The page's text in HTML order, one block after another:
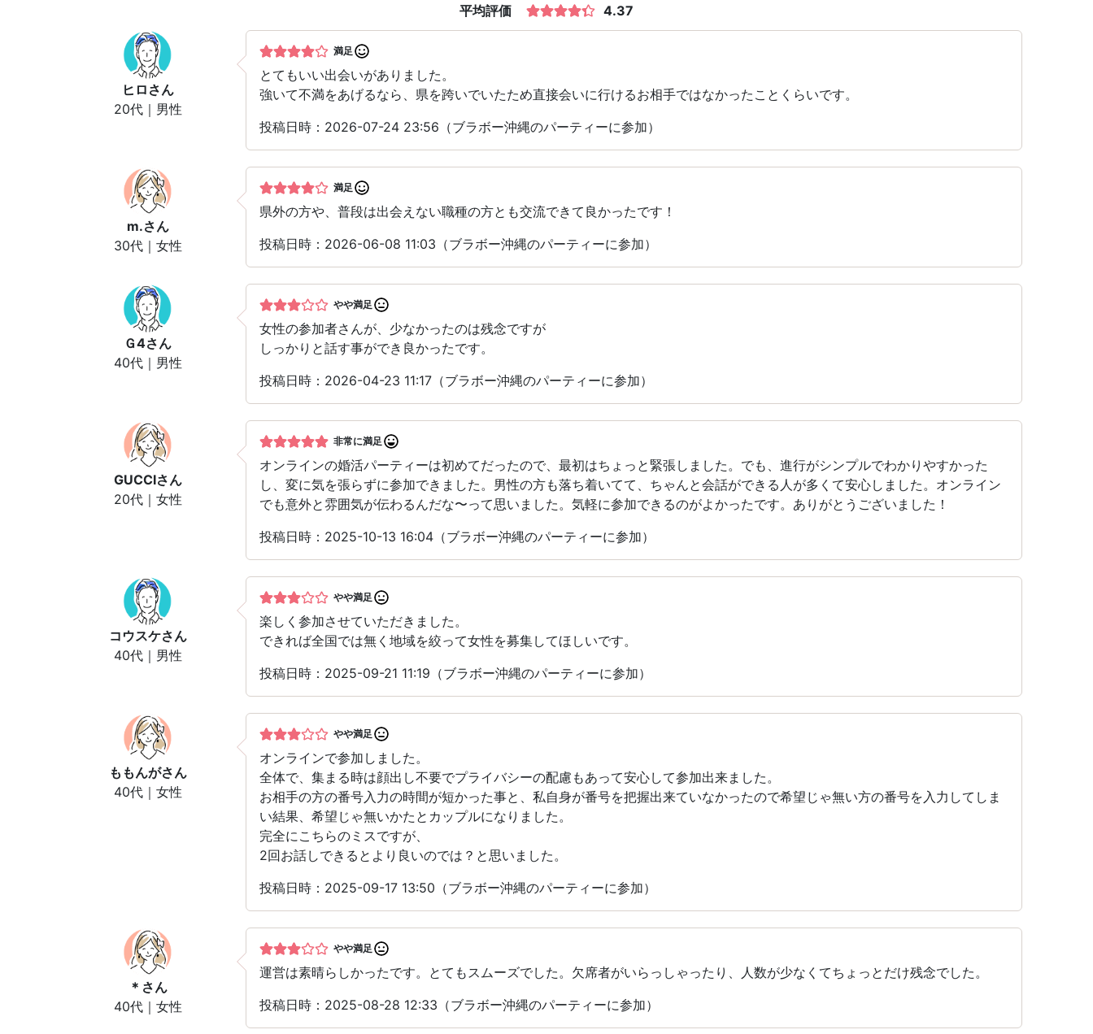
平均評価 4.37
ヒロ さん
20代｜男性
満足
とてもいい出会いがありました。
強いて不満をあげるなら、県を跨いでいたため直接会いに行けるお相手ではなかったことくらいです。
投稿日時：2026-07-24 23:56（ブラボー沖縄のパーティーに参加）
m.さん
30代｜女性
満足
県外の方や、普段は出会えない職種の方とも交流できて良かったです！
投稿日時：2026-06-08 11:03（ブラボー沖縄のパーティーに参加）
Ｇ4さん
40代｜男性
やや満足
女性の参加者さんが、少なかったのは残念ですが
しっかりと話す事ができ良かったです。
投稿日時：2026-04-23 11:17（ブラボー沖縄のパーティーに参加）
GUCCIさん
20代｜女性
非常に満足
オンラインの婚活パーティーは初めてだったので、最初はちょっと緊張しました。でも、進行がシンプルでわかりやすかった
し、変に気を張らずに参加できました。男性の方も落ち着いてて、ちゃんと会話ができる人が多くて安心しました。オンライン
でも意外と雰囲気が伝わるんだな〜って思いました。気軽に参加できるのがよかったです。ありがとうございました！
投稿日時：2025-10-13 16:04（ブラボー沖縄のパーティーに参加）
コウスケさん
40代｜男性
やや満足
楽しく参加させていただきました。
できれば全国では無く地域を絞って女性を募集してほしいです。
投稿日時：2025-09-21 11:19（ブラボー沖縄のパーティーに参加）
ももんがさん
40代｜女性
やや満足
オンラインで参加しました。
全体で、集まる時は顔出し不要でプライバシーの配慮もあって安心して参加出来ました。
お相手の方の番号入力の時間が短かった事と、私自身が番号を把握出来ていなかったので希望じゃ無い方の番号を入力してしま
い結果、希望じゃ無いかたとカップルになりました。
完全にこちらのミスですが、
2回お話しできるとより良いのでは？と思いました。
投稿日時：2025-09-17 13:50（ブラボー沖縄のパーティーに参加）
＊ さん
40代｜女性
やや満足
運営は素晴らしかったです。とてもスムーズでした。欠席者がいらっしゃったり、人数が少なくてちょっとだけ残念でした。
投稿日時：2025-08-28 12:33（ブラボー沖縄のパーティーに参加）